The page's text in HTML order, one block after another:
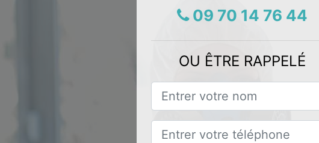
09 70 14 76 44
OU ÊTRE RAPPELÉ